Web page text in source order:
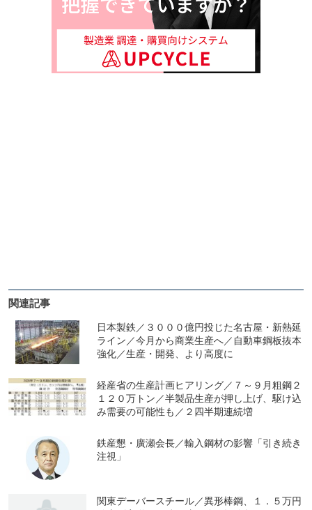
関連記事
日本製鉄／３０００億円投じた名古屋・新熱延
ライン／今月から商業生産へ／自動車鋼板抜本
強化／生産・開発、より高度に
経産省の生産計画ヒアリング／７～９月粗鋼２
１２０万トン／半製品生産が押し上げ、駆け込
み需要の可能性も／２四半期連続増
鉄産懇・廣瀬会長／輸入鋼材の影響「引き続き
注視」
関東デーバースチール／異形棒鋼、１．５万円